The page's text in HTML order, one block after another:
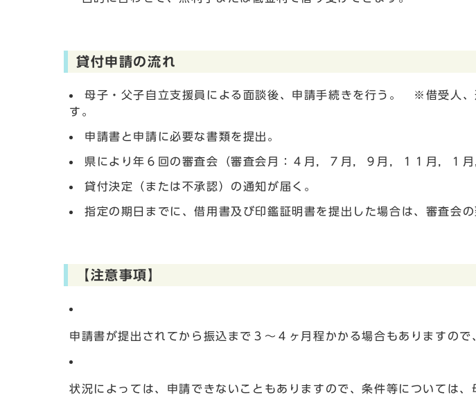
貸付申請の流れ
母子・父子自立支援員による面談後、申請手続きを行う。 ※借受人
す。
申請書と申請に必要な書類を提出。
県により年６回の審査会（審査会月：４月，７月，９月，１１月，１
貸付決定（または不承認）の通知が届く。
指定の期日までに、借用書及び印鑑証明書を提出した場合は、審査会
【注意事項】
申請書が提出されてから振込まで３～４ヶ月程かかる場合もありますので
状況によっては、申請できないこともありますので、条件等については、